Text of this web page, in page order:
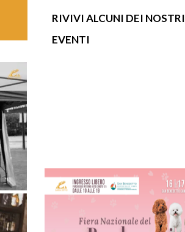
RIVIVI ALCUNI DEI NOSTRI
EVENTI